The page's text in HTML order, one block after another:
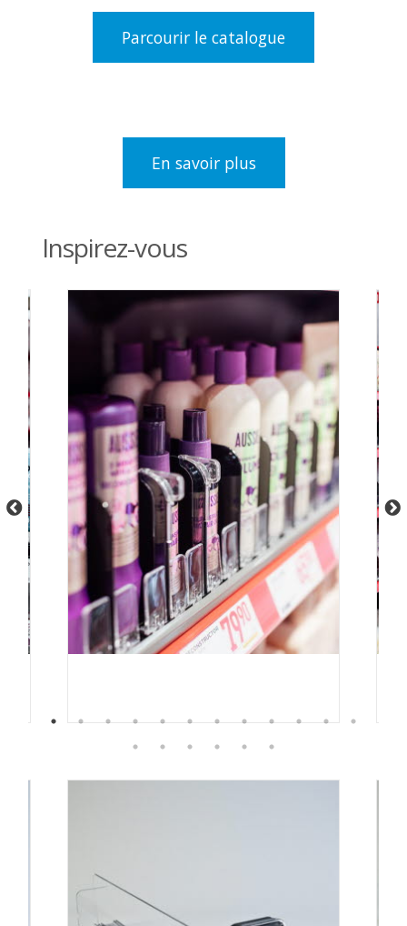
Parcourir le catalogue
En savoir plus
Inspirez-vous